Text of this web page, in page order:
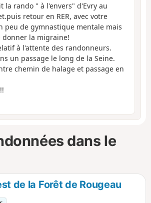
la rando " à l'envers" d'Evry au
retour en RER, avec votre
peu de gymnastique mentale mais
donner la migraine!
à l'attente des randonneurs.
un passage le long de la Seine.
chemin de halage et passage en
dans le
de la Forêt de Rougeau